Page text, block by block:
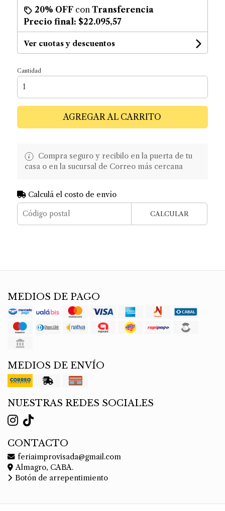
20% OFFcon Transferencia
Precio final: $22.095,57
Ver cuotas y descuentos
Cantidad
AGREGAR AL CARRITO
Compra seguro y recibilo en la puerta de tu
casa o en la sucursal de Correo más cercana
Calculá el costo de envío
CALCULAR
MEDIOS DE PAGO
MEDIOS DE ENVÍO
NUESTRAS REDES SOCIALES
CONTACTO
feriaimprovisada@gmail.com
Almagro, CABA.
Botón de arrepentimiento